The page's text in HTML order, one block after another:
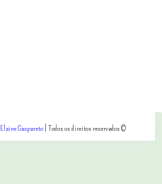
Elaine Gaspareto| Todos os direitos reservados ©